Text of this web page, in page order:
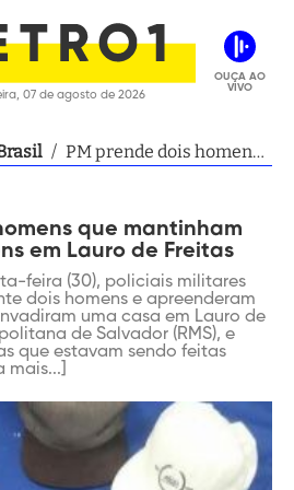
07 de agosto de 2026
OUÇA AO
VIVO
/ PM prende dois homens
Lauro de Freitas
que mantinham
em Lauro de Freitas
feira (30), policiais militares
dois homens e apreenderam
uma casa em Lauro de
de Salvador (RMS), e
que estavam sendo feitas
mais...]